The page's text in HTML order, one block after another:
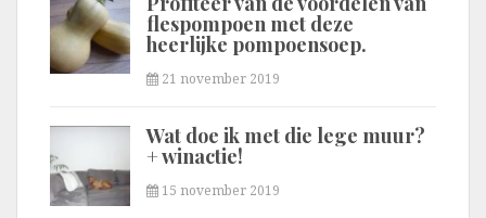
flespompoen met deze
heerlijke pompoensoep.
21 november 2019
Wat doe ik met die lege muur?
+ winactie!
15 november 2019